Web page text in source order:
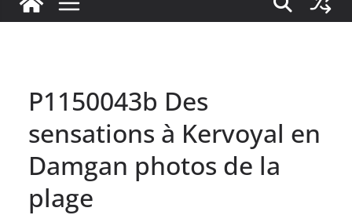
P1150043b Des
sensations à Kervoyal en
Damgan photos de la
plage